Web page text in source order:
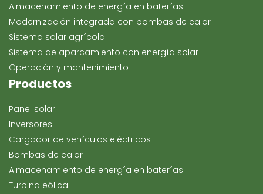
Almacenamiento de energía en baterías
Modernización integrada con bombas de calor
Sistema solar agrícola
Sistema de aparcamiento con energía solar
Operación y mantenimiento
Productos
Panel solar
Inversores
Cargador de vehículos eléctricos
Bombas de calor
Almacenamiento de energía en baterías
Turbina eólica